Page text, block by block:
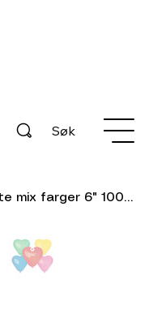
Søk
CR6 Gemar lateksballonger hjerte mix farger 6" 100stk